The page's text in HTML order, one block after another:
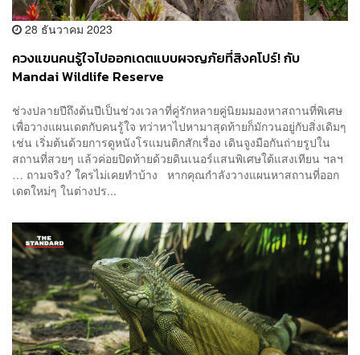
28 ธันวาคม 2023
ควงแขนคนรู้ใจไปออกเดตแบบผจญภัยที่สิงคโปร์! กับ
Mandai Wildlife Reserve
ช่วงปลายปีถึงต้นปีเป็นช่วงเวลาที่คู่รักหลายคู่นิยมมองหาสถานที่พิเศษ
เพื่อวางแผนเดตกับคนรู้ใจ ทว่าหาไปหามาสุดท้ายก็มักวนอยู่กับสิ่งเดิมๆ
เช่น เริ่มต้นด้วยการดูหนังโรแมนติกสักเรื่อง เดินจูงมือกันถ่ายรูปใน
สถานที่สวยๆ แล้วค่อยปิดท้ายด้วยดินเนอร์แสนพิเศษใต้แสงเทียน ฯลฯ
… ถามจริง? ใครไม่เคยทำบ้าง หากคุณกำลังวางแผนหาสถานที่ออก
เดตใหม่ๆ ในต่างปร...